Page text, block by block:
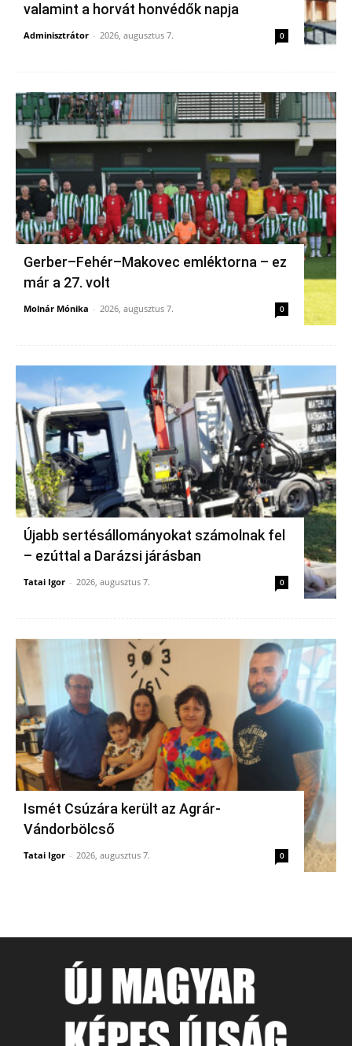
valamint a horvát honvédők napja
Adminisztrátor - 2026, augusztus 7. 0
Gerber–Fehér–Makovec emléktorna – ez
már a 27. volt
Molnár Mónika - 2026, augusztus 7. 0
Újabb sertésállományokat számolnak fel
– ezúttal a Darázsi járásban
Tatai Igor - 2026, augusztus 7. 0
Ismét Csúzára került az Agrár-
Vándorbölcső
Tatai Igor - 2026, augusztus 7. 0